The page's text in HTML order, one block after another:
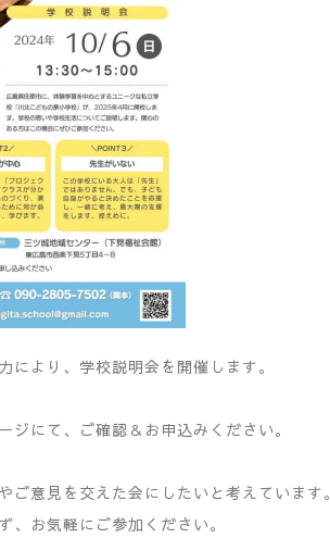
により、学校説明会を開催します。
ジにて、ご確認＆お申込みください。
ご意見を交えた会にしたいと考えています。
、お気軽にご参加ください。